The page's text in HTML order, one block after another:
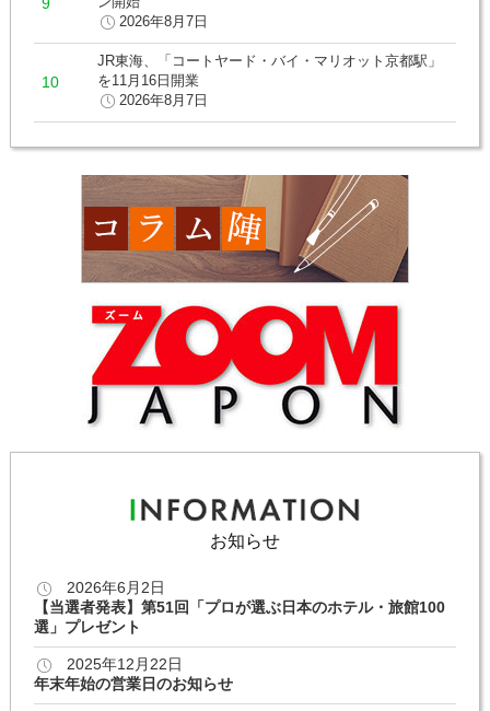
2026年8月7日
JR東海、「コートヤード・バイ・マリオット京都駅」
を11月16日開業
2026年8月7日
お知らせ
2026年6月2日
【当選者発表】第51回「プロが選ぶ日本のホテル・旅館100
選」プレゼント
2025年12月22日
年末年始の営業日のお知らせ